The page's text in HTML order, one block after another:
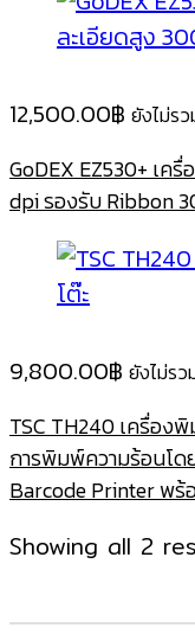
12,500.00฿ ยังไม่ร
GoDEX EZ530+ เค
dpi รองรับ Ribbon
9,800.00฿ ยังไม่ร
TSC TH240 เครื่อง
การพิมพ์ความร้อนโ
Barcode Printer พร้
Showing all 2